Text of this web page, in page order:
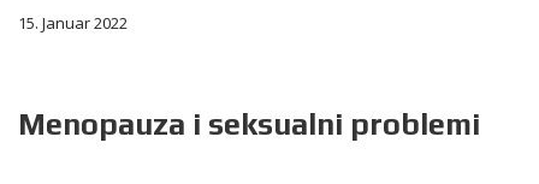
15. Januar 2022
Menopauza i seksualni problemi